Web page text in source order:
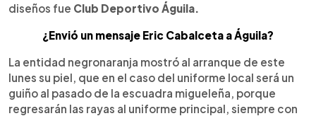
diseños fue Club Deportivo Águila.
¿Envió un mensaje Eric Cabalceta a Águila?
La entidad negronaranja mostró al arranque de este
lunes su piel, que en el caso del uniforme local será un
guiño al pasado de la escuadra migueleña, porque
regresarán las rayas al uniforme principal, siempre con